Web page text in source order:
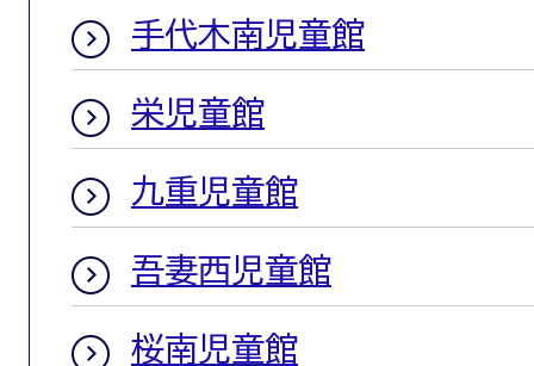
手代木南児童館
栄児童館
九重児童館
吾妻西児童館
桜南児童館